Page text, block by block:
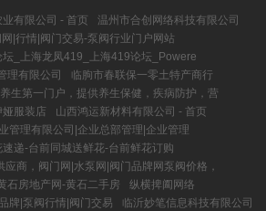
麦片与牛奶一同煮沸，加入适量
，搅动均匀即可。可搭配坚果加
又饱腹。 **3. 登第豆乳油条** 信
有限公司
有限公司 - 首页
温州市合创网络科技有限公司
|行情|阀门交易-泵阀行业门户网站
坛_上海龙凤419_上海419论坛_Powere
理有限公司
临朐市春联保一零土特产商行
生第一门户，提供养生保健，疾病防护，营
娅服装店
山西鸿运新材料有限公司 - 首页
管理有限公司|企业总部管理|企业管理
速递-台前同城送鲜花-台前鲜花订购
应商，阀门网|水泵网|阀门品牌网泵阀价格，
石房地产网-黄石二手房
纵横捭阖网络
牌|泵阀行情|阀门交易
临沂妙笔信息科技有限公司